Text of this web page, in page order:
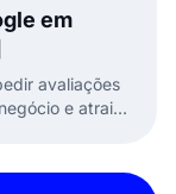
em
avaliações
e atraia